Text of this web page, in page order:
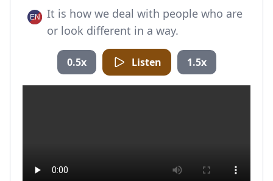
It is how we deal with people who are
or look different in a way.
0.5x Listen 1.5x